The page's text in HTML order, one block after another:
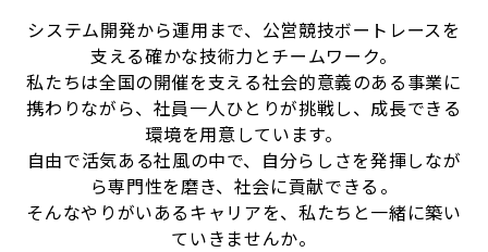
システム開発から運用まで、公営競技ボートレースを
支える確かな技術力とチームワーク。
私たちは全国の開催を支える社会的意義のある事業に
携わりながら、社員一人ひとりが挑戦し、成長できる
環境を用意しています。
自由で活気ある社風の中で、自分らしさを発揮しなが
ら専門性を磨き、社会に貢献できる――。
そんなやりがいあるキャリアを、私たちと一緒に築い
ていきませんか。